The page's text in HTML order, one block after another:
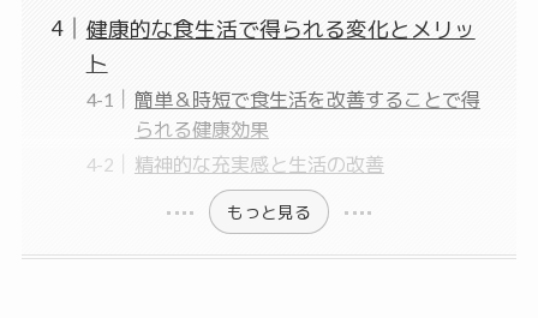
健康的な食生活で得られる変化とメリッ
ト
簡単＆時短で食生活を改善することで得
られる健康効果
精神的な充実感と生活の改善
もっと見る